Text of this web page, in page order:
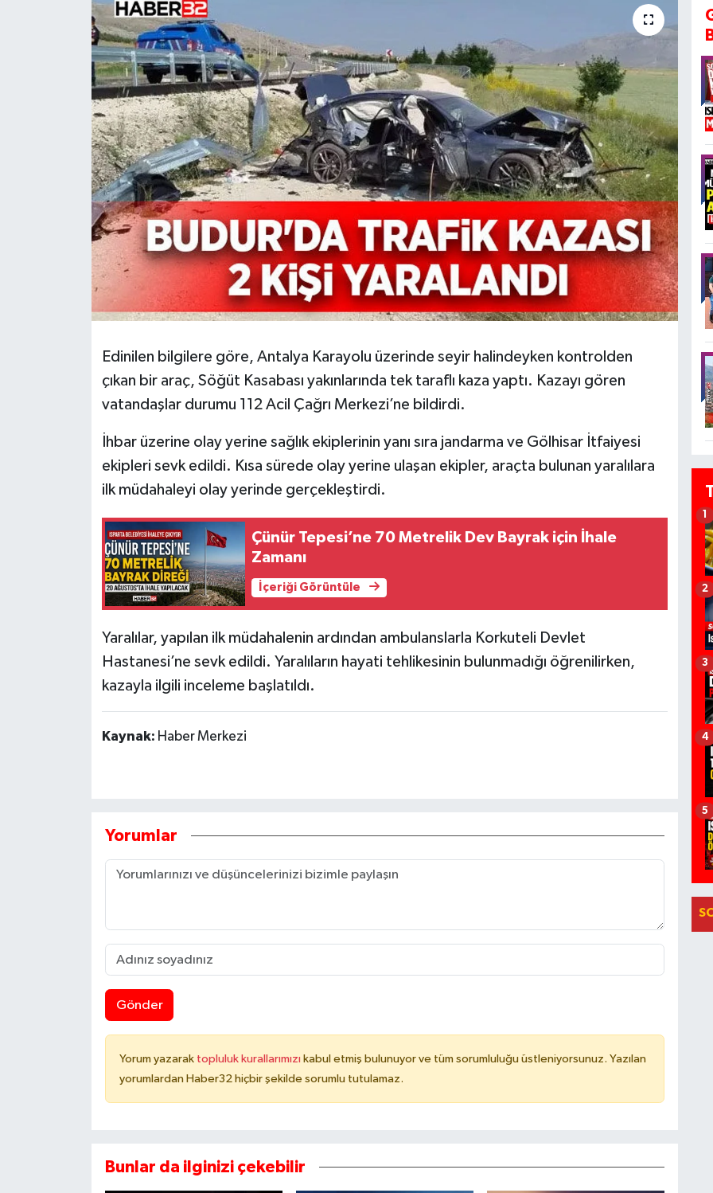
Edinilen bilgilere göre, Antalya Karayolu üzerinde seyir halindeyken kontrolden
çıkan bir araç, Söğüt Kasabası yakınlarında tek taraflı kaza yaptı. Kazayı gören
vatandaşlar durumu 112 Acil Çağrı Merkezi’ne bildirdi.
İhbar üzerine olay yerine sağlık ekiplerinin yanı sıra jandarma ve Gölhisar İtfaiyesi
ekipleri sevk edildi. Kısa sürede olay yerine ulaşan ekipler, araçta bulunan yaralılara
ilk müdahaleyi olay yerinde gerçekleştirdi.
Çünür Tepesi’ne 70 Metrelik Dev Bayrak için İhale
Zamanı
İçeriği Görüntüle
Yaralılar, yapılan ilk müdahalenin ardından ambulanslarla Korkuteli Devlet
Hastanesi’ne sevk edildi. Yaralıların hayati tehlikesinin bulunmadığı öğrenilirken,
kazayla ilgili inceleme başlatıldı.
Kaynak: Haber Merkezi
Yorumlar
Gönder
Yorum yazarak topluluk kurallarımızı kabul etmiş bulunuyor ve tüm sorumluluğu üstleniyorsunuz. Yazılan
yorumlardan Haber32 hiçbir şekilde sorumlu tutulamaz.
Bunlar da ilginizi çekebilir
1
2
3
4
5
HABERDE İNSAN
KÜLTÜR SANAT
MAGAZİN
POLİTİKA
RESMİ İLANLAR
SAĞLIK